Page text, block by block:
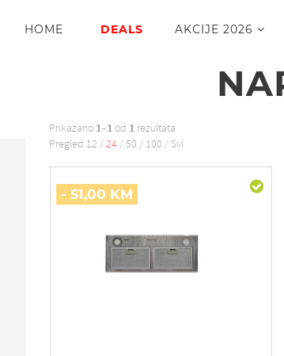
HOME DEALS AKCIJE 2026
Prikazano 1–1 od 1 rezultata
Pregled 12 /24 /50 / 100 / Svi
- 51,00 KM